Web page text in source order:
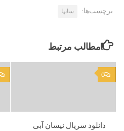
برچسب‌ها: سایپا
مطالب مرتبط
0
دانلود سریال نیسان آبی